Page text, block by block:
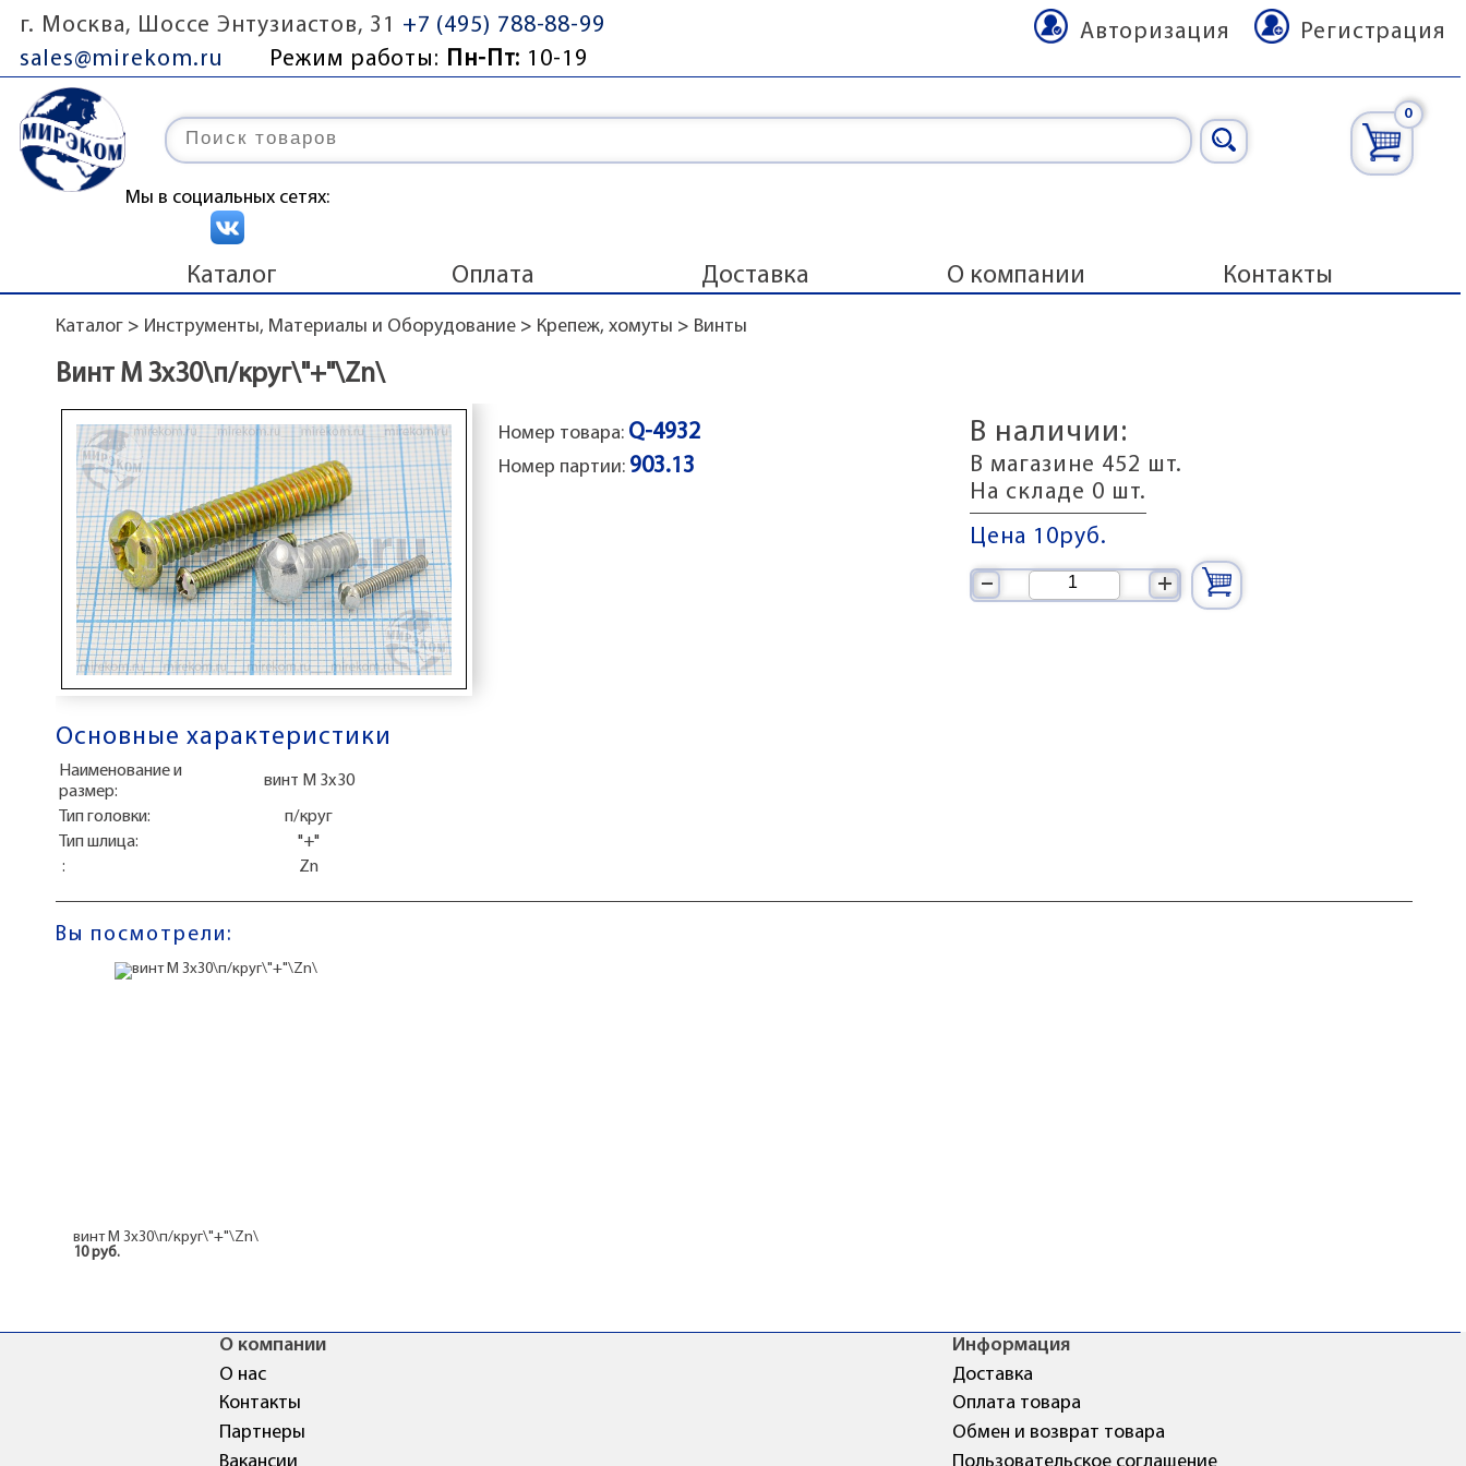
г. Москва, Шоссе Энтузиастов, 31
+7 (495) 788-88-99
sales@mirekom.ru
Режим работы: Пн-Пт: 10-19
Регистрация
Авторизация
Мы в социальных сетях:
0
Каталог Оплата Доставка О компании Контакты
Каталог> Инструменты, Материалы и Оборудование> Крепеж, хомуты > Винты
Винт М 3x30\п/круг\"+"\Zn\
Номер товара: Q-4932
Номер партии: 903.13
В наличии:
В магазине 452 шт.
На складе 0 шт.
Цена 10руб.
+
–
Основные характеристики
Наименование и
размер:
винт М 3x30
Тип головки:
п/круг
Тип шлица:
"+"
:
Zn
Вы посмотрели:
винт М 3x30\п/круг\"+"\Zn\
10 руб.
О компании
О нас
Контакты
Партнеры
Вакансии
Информация
Доставка
Оплата товара
Обмен и возврат товара
Пользовательское соглашение